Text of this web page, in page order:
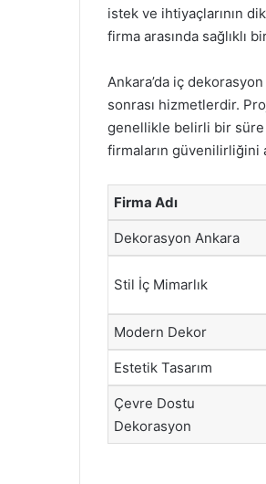
istek ve ihtiyaçlarının
firma arasında sağlıklı
Ankara’da iç
sonrası hizmetlerdir.
genellikle belirli bir süre
firmaların
Firma Adı
Dekorasyon Ankara
Stil İç Mimarlık
Modern Dekor
Estetik Tasarım
Çevre Dostu
Dekorasyon